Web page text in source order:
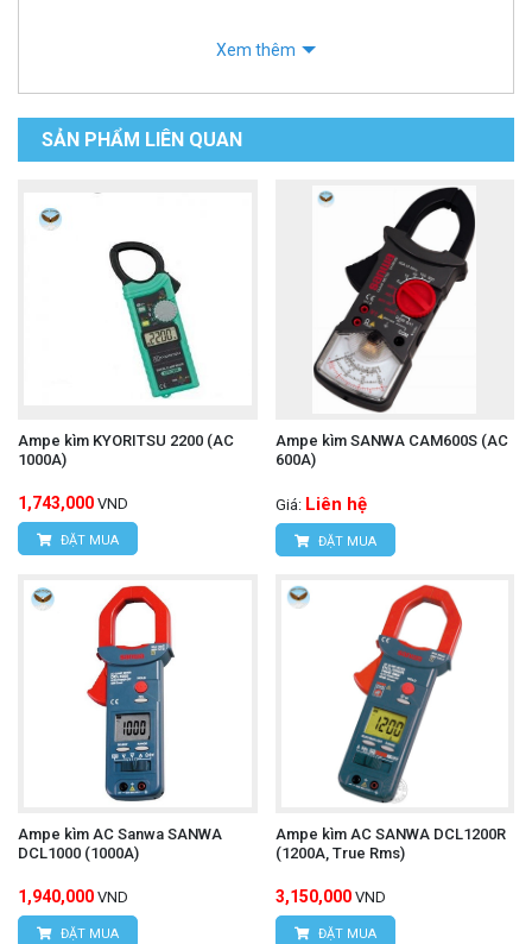
Xem thêm
SẢN PHẨM LIÊN QUAN
Ampe kìm KYORITSU 2200 (AC
1000A)
1,743,000 VND
ĐẶT MUA
Ampe kìm SANWA CAM600S (AC
600A)
Giá: Liên hệ
ĐẶT MUA
Ampe kìm AC Sanwa SANWA
DCL1000 (1000A)
1,940,000 VND
ĐẶT MUA
Ampe kìm AC SANWA DCL1200R
(1200A, True Rms)
3,150,000 VND
ĐẶT MUA